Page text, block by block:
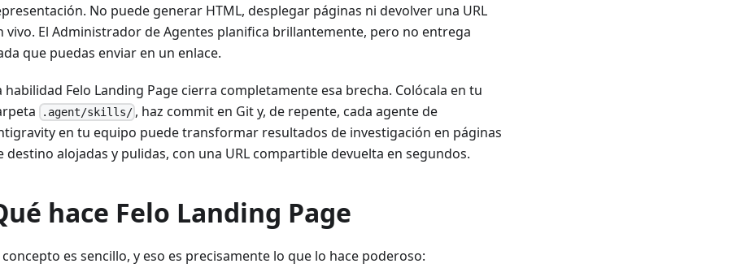
No puede generar HTML, desplegar páginas ni devolver una URL
vivo. El Administrador de Agentes planifica brillantemente, pero no entrega
que puedas enviar en un enlace.
habilidad Felo Landing Page cierra completamente esa brecha. Colócala en tu
.agent/skills/ , haz commit en Git y, de repente, cada agente de
en tu equipo puede transformar resultados de investigación en páginas
destino alojadas y pulidas, con una URL compartible devuelta en segundos.
hace Felo Landing Page
concepto es sencillo, y eso es precisamente lo que lo hace poderoso: